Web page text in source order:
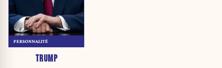
TRUMP
PERSONNALITÉ